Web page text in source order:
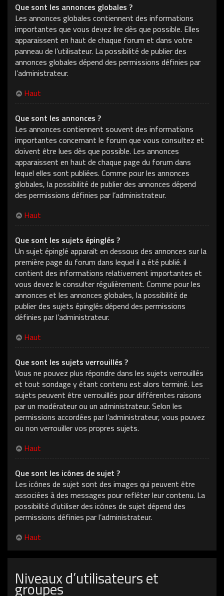
Que sont les annonces globales ?
Les annonces globales contiennent des informations
importantes que vous devez lire dès que possible. Elles
apparaissent en haut de chaque forum et dans votre
panneau de l’utilisateur. La possibilité de publier des
annonces globales dépend des permissions définies par
l’administrateur.
Haut
Que sont les annonces ?
Les annonces contiennent souvent des informations
importantes concernant le forum que vous consultez et
doivent être lues dès que possible. Les annonces
apparaissent en haut de chaque page du forum dans
lequel elles sont publiées. Comme pour les annonces
globales, la possibilité de publier des annonces dépend
des permissions définies par l’administrateur.
Haut
Que sont les sujets épinglés ?
Un sujet épinglé apparaît en dessous des annonces sur la
première page du forum dans lequel il a été publié. il
contient des informations relativement importantes et
vous devez le consulter régulièrement. Comme pour les
annonces et les annonces globales, la possibilité de
publier des sujets épinglés dépend des permissions
définies par l’administrateur.
Haut
Que sont les sujets verrouillés ?
Vous ne pouvez plus répondre dans les sujets verrouillés
et tout sondage y étant contenu est alors terminé. Les
sujets peuvent être verrouillés pour différentes raisons
par un modérateur ou un administrateur. Selon les
permissions accordées par l’administrateur, vous pouvez
ou non verrouiller vos propres sujets.
Haut
Que sont les icônes de sujet ?
Les icônes de sujet sont des images qui peuvent être
associées à des messages pour refléter leur contenu. La
possibilité d’utiliser des icônes de sujet dépend des
permissions définies par l’administrateur.
Haut
Niveaux d’utilisateurs et
groupes